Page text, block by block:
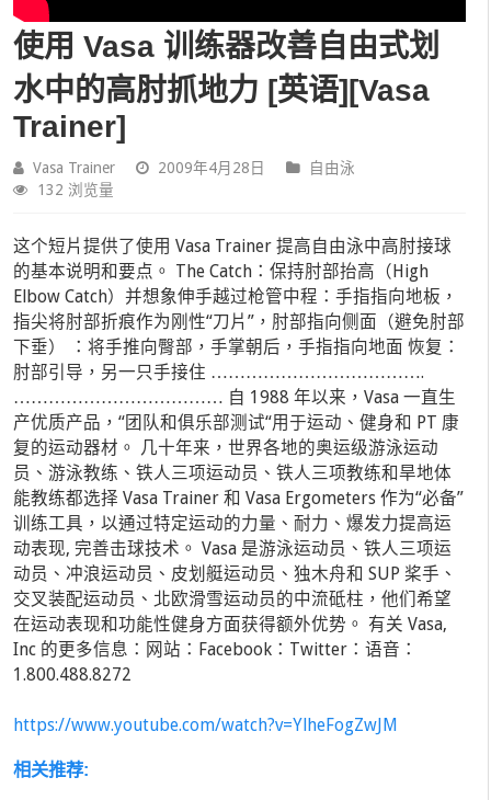
使用 Vasa 训练器改善自由式划
水中的高肘抓地力 [英语][Vasa
Trainer]
Vasa Trainer 2009年4月28日
自由泳
132 浏览量
这个短片提供了使用 Vasa Trainer 提高自由泳中高肘接球
的基本说明和要点。 The Catch：保持肘部抬高（High
Elbow Catch）并想象伸手越过枪管中程：手指指向地板，
指尖将肘部折痕作为刚性“刀片”，肘部指向侧面（避免肘部
下垂） ：将手推向臀部，手掌朝后，手指指向地面 恢复：
肘部引导，另一只手接住 ……………………………….
……………………………… 自 1988 年以来，Vasa 一直生
产优质产品，“团队和俱乐部测试“用于运动、健身和 PT 康
复的运动器材。 几十年来，世界各地的奥运级游泳运动
员、游泳教练、铁人三项运动员、铁人三项教练和旱地体
能教练都选择 Vasa Trainer 和 Vasa Ergometers 作为“必备”
训练工具，以通过特定运动的力量、耐力、爆发力提高运
动表现, 完善击球技术。 Vasa 是游泳运动员、铁人三项运
动员、冲浪运动员、皮划艇运动员、独木舟和 SUP 桨手、
交叉装配运动员、北欧滑雪运动员的中流砥柱，他们希望
在运动表现和功能性健身方面获得额外优势。 有关 Vasa,
Inc 的更多信息：网站：Facebook：Twitter：语音：
1.800.488.8272
https://www.youtube.com/watch?v=YlheFogZwJM
相关推荐: